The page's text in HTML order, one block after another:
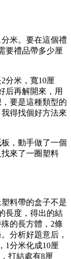
米。要在這個禮
要禮品帶多少厘
分米，寬10厘
后再解開來，用
要是這種類型的
得找個好方法來
，動手做了一個
來了一圈塑料
料帶的盒子不是
長度，得出的結
的長方體，2條
分析好題意后，
1分米化成10厘
打結處有8厘